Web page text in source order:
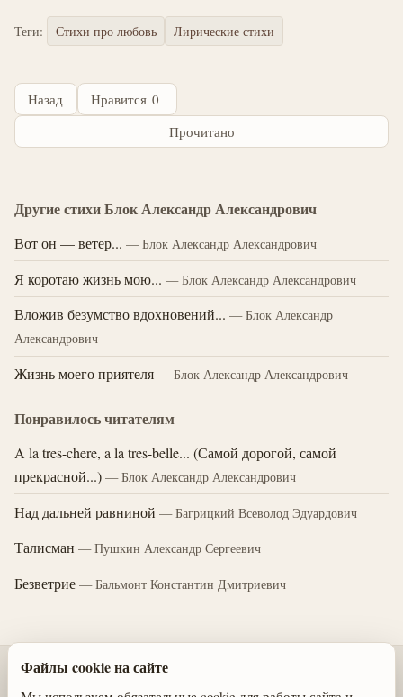
Теги: Стихи про любовь Лирические стихи
Назад Нравится 0
Прочитано
Другие стихи Блок Александр Александрович
Вот он — ветер... — Блок Александр Александрович
Я коротаю жизнь мою... — Блок Александр Александрович
Вложив безумство вдохновений... — Блок Александр
Александрович
Жизнь моего приятеля — Блок Александр Александрович
Понравилось читателям
A la tres-chere, a la tres-belle... (Самой дорогой, самой
прекрасной...) — Блок Александр Александрович
Над дальней равниной — Багрицкий Всеволод Эдуардович
Талисман — Пушкин Александр Сергеевич
Безветрие — Бальмонт Константин Дмитриевич
© 2026 Стихотворения поэтов классиков
Файлы cookie на сайте